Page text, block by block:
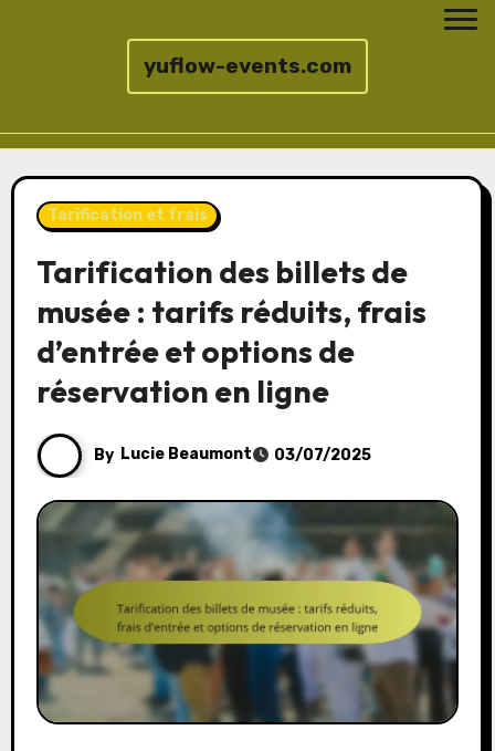
yuflow-events.com
to
contentTarification et frais
Tarification des billets de
musée : tarifs réduits, frais
d’entrée et options de
réservation en ligne
By Lucie Beaumont 03/07/2025